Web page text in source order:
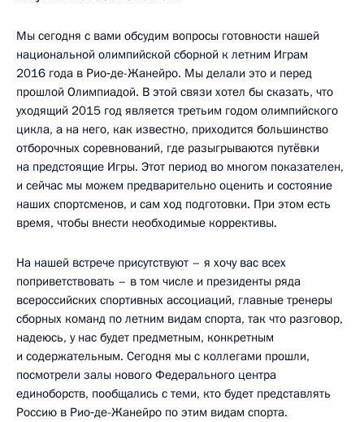
Мы сегодня с вами обсудим вопросы готовности нашей
национальной олимпийской сборной к летним Играм
2016 года в Рио‑де-Жанейро. Мы делали это и перед
прошлой Олимпиадой. В этой связи хотел бы сказать, что
уходящий 2015 год является третьим годом олимпийского
цикла, а на него, как известно, приходится большинство
отборочных соревнований, где разыгрываются путёвки
на предстоящие Игры. Этот период во многом показателен,
и сейчас мы можем предварительно оценить и состояние
наших спортсменов, и сам ход подготовки. При этом есть
время, чтобы внести необходимые коррективы.
На нашей встрече присутствуют – я хочу вас всех
поприветствовать – в том числе и президенты ряда
всероссийских спортивных ассоциаций, главные тренеры
сборных команд по летним видам спорта, так что разговор,
надеюсь, у нас будет предметным, конкретным
и содержательным. Сегодня мы с коллегами прошли,
посмотрели залы нового Федерального центра
единоборств, пообщались с теми, кто будет представлять
Россию в Рио‑де-Жанейро по этим видам спорта.